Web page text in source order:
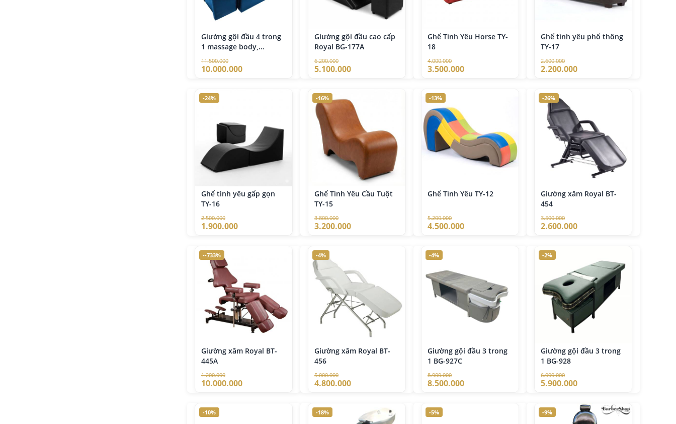
Giường gội đầu 4 trong
1 massage body,
massage foot, ráy tai
FM-72
11.500.000
10.000.000
Giường gội đầu cao cấp
Royal BG-177A
6.200.000
5.100.000
Ghế Tình Yêu Horse TY-
18
4.000.000
3.500.000
Ghế tình yêu phổ thông
TY-17
2.600.000
2.200.000
-24%
Ghế tình yêu gấp gọn
TY-16
2.500.000
1.900.000
-16%
Ghế Tình Yêu Cầu Tuột
TY-15
3.800.000
3.200.000
-13%
Ghế Tình Yêu TY-12
5.200.000
4.500.000
-26%
Giường xăm Royal BT-
454
3.500.000
2.600.000
--733%
Giường xăm Royal BT-
445A
1.200.000
10.000.000
-4%
Giường xăm Royal BT-
456
5.000.000
4.800.000
-4%
Giường gội đầu 3 trong
1 BG-927C
8.900.000
8.500.000
-2%
Giường gội đầu 3 trong
1 BG-928
6.000.000
5.900.000
-10% -18% -5% -9%